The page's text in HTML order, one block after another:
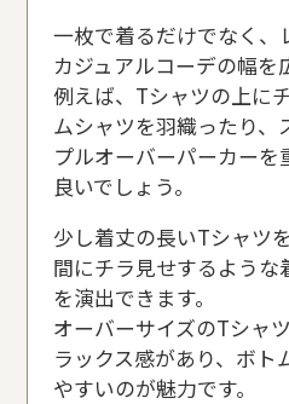
一枚で着るだけでなく、
カジュアルコーデの幅を
例えば、Tシャツの上に
ムシャツを羽織ったり、
プルオーバーパーカー
良いでしょう。
少し着丈の長いTシャツ
間にチラ見せするよう
を演出できます。
オーバーサイズのTシャ
ラックス感があり、ボ
やすいのが魅力です。